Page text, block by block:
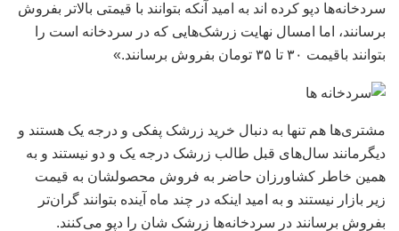
سردخانه‌ها دپو کرده اند به امید آنکه بتوانند با قیمتی بالاتر بفروش
برسانند، اما امسال نهایت زرشک‌هایی که در سردخانه است را
بتوانند باقیمت ۳۰ تا ۳۵ تومان بفروش برسانند.»
مشتری‌ها هم تنها به دنبال خرید زرشک پفکی و درجه یک هستند و
دیگرمانند سال‌های قبل طالب زرشک درجه یک و دو نیستند و به
همین خاطر کشاورزان حاضر به فروش محصولشان به قیمت
زیر بازار نیستند و به امید اینکه در چند ماه آینده بتوانند گران‌تر
بفروش برسانند در سردخانه‌ها زرشک شان را دپو می‌کنند.